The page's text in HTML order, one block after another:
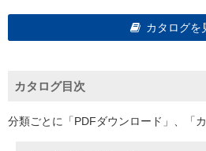
カタログを
カタログ目次
分類ごとに「PDFダウンロード」、「